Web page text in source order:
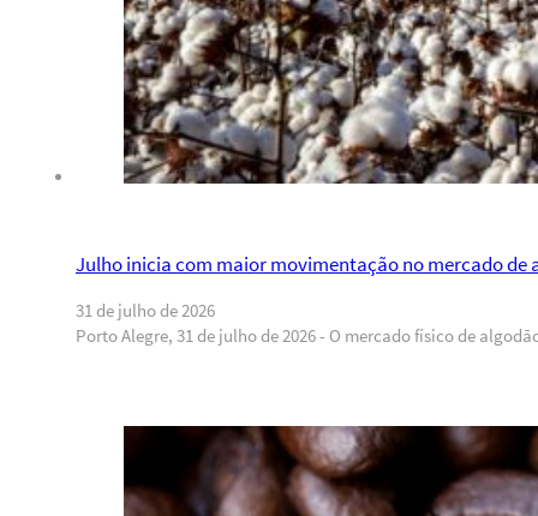
Julho inicia com maior movimentação no mercado de
31 de julho de 2026
Porto Alegre, 31 de julho de 2026 - O mercado físico de